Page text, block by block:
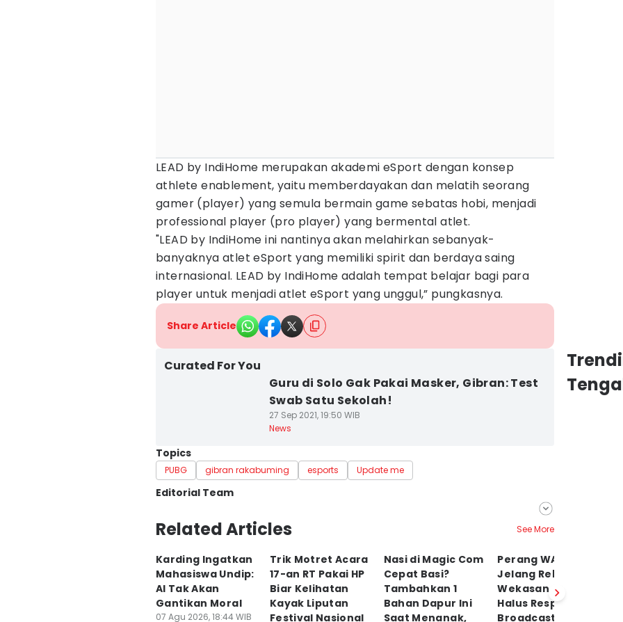
LEAD by IndiHome merupakan akademi eSport dengan konsep
athlete enablement, yaitu memberdayakan dan melatih seorang
gamer (player) yang semula bermain game sebatas hobi, menjadi
professional player (pro player) yang bermental atlet.
"LEAD by IndiHome ini nantinya akan melahirkan sebanyak-
banyaknya atlet eSport yang memiliki spirit dan berdaya saing
internasional. LEAD by IndiHome adalah tempat belajar bagi para
player untuk menjadi atlet eSport yang unggul,” pungkasnya.
Share Article
Curated For You
Guru di Solo Gak Pakai Masker, Gibran: Test
Swab Satu Sekolah!
27 Sep 2021, 19:50 WIB
News
Topics
PUBG gibran rakabuming esports Update me
Editorial Team
Editor
Bandot Arywono
Editor
Larasati Rey
Related Articles See More
Karding Ingatkan
Mahasiswa Undip:
AI Tak Akan
Gantikan Moral
07 Agu 2026, 18:44 WIB
Trik Motret Acara
17-an RT Pakai HP
Biar Kelihatan
Kayak Liputan
Festival Nasional
Nasi di Magic Com
Cepat Basi?
Tambahkan 1
Bahan Dapur Ini
Saat Menanak,
Perang WA Grup
Jelang Rebo
Wekasan, Cara
Halus Respon
Broadcast Parno